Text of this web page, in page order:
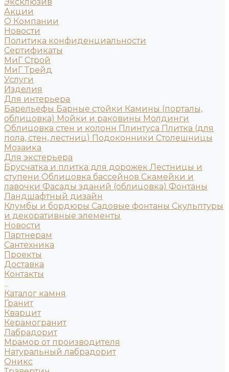
Акции
О Компании
Новости
Политика конфиденциальности
Сертификаты
МиГ Строй
МиГ Трейд
Услуги
Изделия
Для интерьера
Барельефы Барные стойки Камины (порталы,
облицовка) Мойки и раковины Молдинги
Облицовка стен и колонн Плинтуса Плитка (для
пола, стен, лестниц) Подоконники Столешницы
Мозаика
Для экстерьера
Брусчатка и плитка для дорожек Лестницы и
ступени Облицовка бассейнов Скамейки и
лавочки Фасады зданий (облицовка) Фонтаны
Ландшафтный дизайн
Клумбы и бордюры Садовые фонтаны Скульптуры
и декоративные элементы
Новости
Партнерам
Сантехника
Проекты
Доставка
Контакты
...
Каталог камня
Гранит
Кварцит
Керамогранит
Лабрадорит
Мрамор от производителя
Натуральный лабрадорит
Оникс